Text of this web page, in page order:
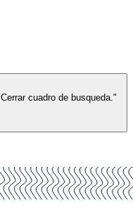
Cerrar cuadro de busqueda."